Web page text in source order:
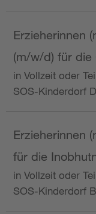
Erzieherinnen
(m/w/d) für die
in Vollzeit oder
SOS-Kinderdorf
Erzieherinnen
für die
in Vollzeit oder
SOS-Kinderdorf